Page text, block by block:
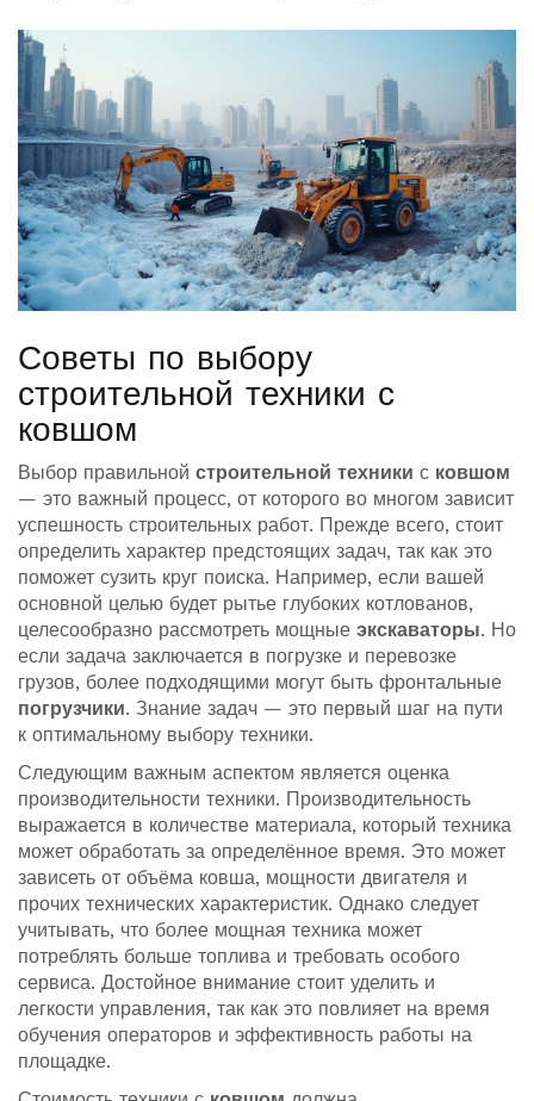
Советы по выбору
строительной техники с
ковшом
Выбор правильной строительной техники с ковшом
— это важный процесс, от которого во многом зависит
успешность строительных работ. Прежде всего, стоит
определить характер предстоящих задач, так как это
поможет сузить круг поиска. Например, если вашей
основной целью будет рытье глубоких котлованов,
целесообразно рассмотреть мощные экскаваторы. Но
если задача заключается в погрузке и перевозке
грузов, более подходящими могут быть фронтальные
погрузчики. Знание задач — это первый шаг на пути
к оптимальному выбору техники.
Следующим важным аспектом является оценка
производительности техники. Производительность
выражается в количестве материала, который техника
может обработать за определённое время. Это может
зависеть от объёма ковша, мощности двигателя и
прочих технических характеристик. Однако следует
учитывать, что более мощная техника может
потреблять больше топлива и требовать особого
сервиса. Достойное внимание стоит уделить и
легкости управления, так как это повлияет на время
обучения операторов и эффективность работы на
площадке.